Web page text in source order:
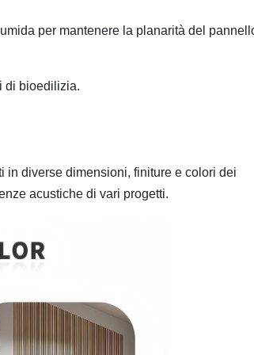
per mantenere la planarità del
di bioedilizia.
in diverse dimensioni, finiture e colori dei
acustiche di vari progetti.